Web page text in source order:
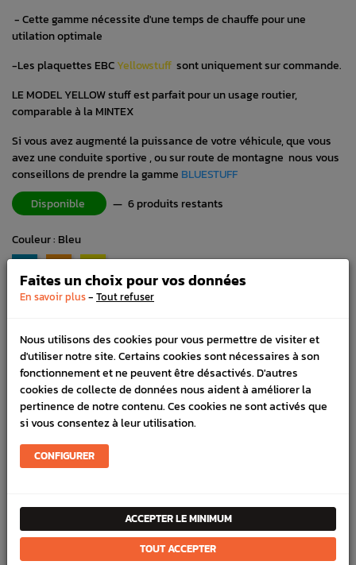
- Cette gamme nécessite d'une temps de chauffe pour une
utilation optimale
-Les plaquettes EBCYellowstuff sont uniquement sur commande.
LE MODEL YELLOW stuff est parfait pour un usage routier,
comparable à la MINTEX
Si vous avez augmenté la puissance de votre véhicule, que vous
avez une conduite sportive , ou sur route de montagne nous vous
conseillons de prendre la gamme BLUESTUFF
Disponible
— 6 produits restants
Couleur : Bleu
Bleu
OrangeJaune
AJOUTER AU PANIER
03 27 70 17 49
Commandes, conseils, nous sommes là pour vous aider !
Lundi au vendredi de 8h à 12h et de 13h30 à 17h
LIVRAISON EXPRESS
100% sécurisé, payez en 3x, 4x ou 10x avec frais votre
commande
Faites un choix pour vos données
En savoir plus- Tout refuser
Nous utilisons des cookies pour vous permettre de visiter et
d'utiliser notre site. Certains cookies sont nécessaires à son
fonctionnement et ne peuvent être désactivés. D'autres
cookies de collecte de données nous aident à améliorer la
pertinence de notre contenu. Ces cookies ne sont activés que
si vous consentez à leur utilisation.
CONFIGURER
ACCEPTER LE MINIMUM
TOUT ACCEPTER